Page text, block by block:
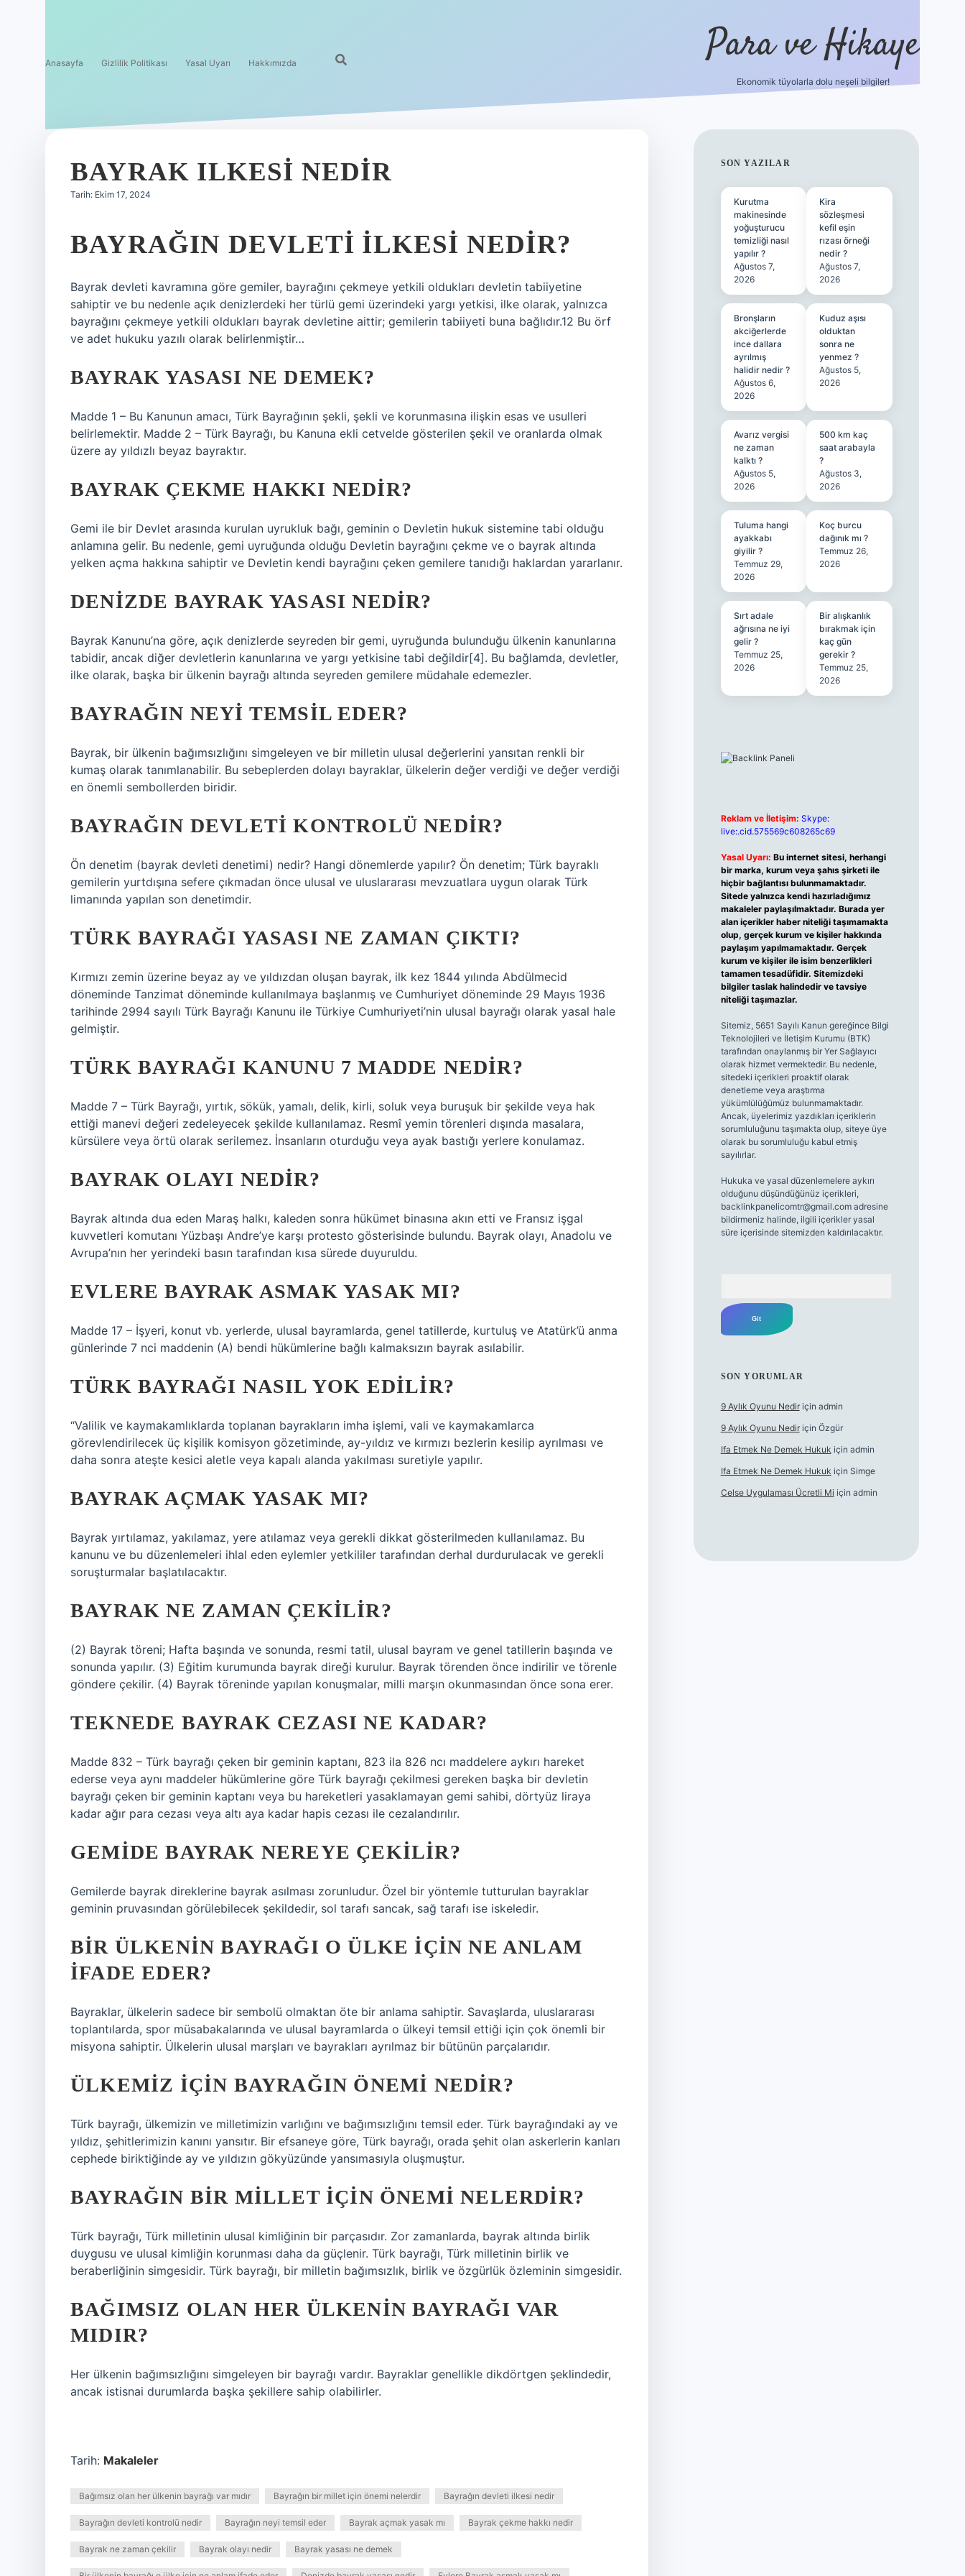
Anasayfa Gizlilik Politikası Yasal Uyarı Hakkımızda Para ve Hikaye
Ekonomik tüyolarla dolu neşeli bilgiler!
BAYRAK ILKESI NEDIR
Tarih: Ekim 17, 2024
BAYRAĞIN DEVLETI ILKESI NEDIR?
Bayrak devleti kavramına göre gemiler, bayrağını çekmeye yetkili oldukları devletin tabiiyetine
sahiptir ve bu nedenle açık denizlerdeki her türlü gemi üzerindeki yargı yetkisi, ilke olarak, yalnızca
bayrağını çekmeye yetkili oldukları bayrak devletine aittir; gemilerin tabiiyeti buna bağlıdır.12 Bu örf
ve adet hukuku yazılı olarak belirlenmiştir…
BAYRAK YASASI NE DEMEK?
Madde 1 – Bu Kanunun amacı, Türk Bayrağının şekli, şekli ve korunmasına ilişkin esas ve usulleri
belirlemektir. Madde 2 – Türk Bayrağı, bu Kanuna ekli cetvelde gösterilen şekil ve oranlarda olmak
üzere ay yıldızlı beyaz bayraktır.
BAYRAK ÇEKME HAKKI NEDIR?
Gemi ile bir Devlet arasında kurulan uyrukluk bağı, geminin o Devletin hukuk sistemine tabi olduğu
anlamına gelir. Bu nedenle, gemi uyruğunda olduğu Devletin bayrağını çekme ve o bayrak altında
yelken açma hakkına sahiptir ve Devletin kendi bayrağını çeken gemilere tanıdığı haklardan yararlanır.
DENIZDE BAYRAK YASASI NEDIR?
Bayrak Kanunu’na göre, açık denizlerde seyreden bir gemi, uyruğunda bulunduğu ülkenin kanunlarına
tabidir, ancak diğer devletlerin kanunlarına ve yargı yetkisine tabi değildir[4]. Bu bağlamda, devletler,
ilke olarak, başka bir ülkenin bayrağı altında seyreden gemilere müdahale edemezler.
BAYRAĞIN NEYI TEMSIL EDER?
Bayrak, bir ülkenin bağımsızlığını simgeleyen ve bir milletin ulusal değerlerini yansıtan renkli bir
kumaş olarak tanımlanabilir. Bu sebeplerden dolayı bayraklar, ülkelerin değer verdiği ve değer verdiği
en önemli sembollerden biridir.
BAYRAĞIN DEVLETI KONTROLÜ NEDIR?
Ön denetim (bayrak devleti denetimi) nedir? Hangi dönemlerde yapılır? Ön denetim; Türk bayraklı
gemilerin yurtdışına sefere çıkmadan önce ulusal ve uluslararası mevzuatlara uygun olarak Türk
limanında yapılan son denetimdir.
TÜRK BAYRAĞI YASASI NE ZAMAN ÇIKTI?
Kırmızı zemin üzerine beyaz ay ve yıldızdan oluşan bayrak, ilk kez 1844 yılında Abdülmecid
döneminde Tanzimat döneminde kullanılmaya başlanmış ve Cumhuriyet döneminde 29 Mayıs 1936
tarihinde 2994 sayılı Türk Bayrağı Kanunu ile Türkiye Cumhuriyeti’nin ulusal bayrağı olarak yasal hale
gelmiştir.
TÜRK BAYRAĞI KANUNU 7 MADDE NEDIR?
Madde 7 – Türk Bayrağı, yırtık, sökük, yamalı, delik, kirli, soluk veya buruşuk bir şekilde veya hak
ettiği manevi değeri zedeleyecek şekilde kullanılamaz. Resmî yemin törenleri dışında masalara,
kürsülere veya örtü olarak serilemez. İnsanların oturduğu veya ayak bastığı yerlere konulamaz.
BAYRAK OLAYI NEDIR?
Bayrak altında dua eden Maraş halkı, kaleden sonra hükümet binasına akın etti ve Fransız işgal
kuvvetleri komutanı Yüzbaşı Andre’ye karşı protesto gösterisinde bulundu. Bayrak olayı, Anadolu ve
Avrupa’nın her yerindeki basın tarafından kısa sürede duyuruldu.
EVLERE BAYRAK ASMAK YASAK MI?
Madde 17 – İşyeri, konut vb. yerlerde, ulusal bayramlarda, genel tatillerde, kurtuluş ve Atatürk’ü anma
günlerinde 7 nci maddenin (A) bendi hükümlerine bağlı kalmaksızın bayrak asılabilir.
TÜRK BAYRAĞI NASIL YOK EDILIR?
“Valilik ve kaymakamlıklarda toplanan bayrakların imha işlemi, vali ve kaymakamlarca
görevlendirilecek üç kişilik komisyon gözetiminde, ay-yıldız ve kırmızı bezlerin kesilip ayrılması ve
daha sonra ateşte kesici aletle veya kapalı alanda yakılması suretiyle yapılır.
BAYRAK AÇMAK YASAK MI?
Bayrak yırtılamaz, yakılamaz, yere atılamaz veya gerekli dikkat gösterilmeden kullanılamaz. Bu
kanunu ve bu düzenlemeleri ihlal eden eylemler yetkililer tarafından derhal durdurulacak ve gerekli
soruşturmalar başlatılacaktır.
BAYRAK NE ZAMAN ÇEKILIR?
(2) Bayrak töreni; Hafta başında ve sonunda, resmi tatil, ulusal bayram ve genel tatillerin başında ve
sonunda yapılır. (3) Eğitim kurumunda bayrak direği kurulur. Bayrak törenden önce indirilir ve törenle
göndere çekilir. (4) Bayrak töreninde yapılan konuşmalar, milli marşın okunmasından önce sona erer.
TEKNEDE BAYRAK CEZASI NE KADAR?
Madde 832 – Türk bayrağı çeken bir geminin kaptanı, 823 ila 826 ncı maddelere aykırı hareket
ederse veya aynı maddeler hükümlerine göre Türk bayrağı çekilmesi gereken başka bir devletin
bayrağı çeken bir geminin kaptanı veya bu hareketleri yasaklamayan gemi sahibi, dörtyüz liraya
kadar ağır para cezası veya altı aya kadar hapis cezası ile cezalandırılır.
GEMIDE BAYRAK NEREYE ÇEKILIR?
Gemilerde bayrak direklerine bayrak asılması zorunludur. Özel bir yöntemle tutturulan bayraklar
geminin pruvasından görülebilecek şekildedir, sol tarafı sancak, sağ tarafı ise iskeledir.
BIR ÜLKENIN BAYRAĞI O ÜLKE IÇIN NE ANLAM
IFADE EDER?
Bayraklar, ülkelerin sadece bir sembolü olmaktan öte bir anlama sahiptir. Savaşlarda, uluslararası
toplantılarda, spor müsabakalarında ve ulusal bayramlarda o ülkeyi temsil ettiği için çok önemli bir
misyona sahiptir. Ülkelerin ulusal marşları ve bayrakları ayrılmaz bir bütünün parçalarıdır.
ÜLKEMIZ IÇIN BAYRAĞIN ÖNEMI NEDIR?
Türk bayrağı, ülkemizin ve milletimizin varlığını ve bağımsızlığını temsil eder. Türk bayrağındaki ay ve
yıldız, şehitlerimizin kanını yansıtır. Bir efsaneye göre, Türk bayrağı, orada şehit olan askerlerin kanları
cephede biriktiğinde ay ve yıldızın gökyüzünde yansımasıyla oluşmuştur.
BAYRAĞIN BIR MILLET IÇIN ÖNEMI NELERDIR?
Türk bayrağı, Türk milletinin ulusal kimliğinin bir parçasıdır. Zor zamanlarda, bayrak altında birlik
duygusu ve ulusal kimliğin korunması daha da güçlenir. Türk bayrağı, Türk milletinin birlik ve
beraberliğinin simgesidir. Türk bayrağı, bir milletin bağımsızlık, birlik ve özgürlük özleminin simgesidir.
BAĞIMSIZ OLAN HER ÜLKENIN BAYRAĞI VAR
MIDIR?
Her ülkenin bağımsızlığını simgeleyen bir bayrağı vardır. Bayraklar genellikle dikdörtgen şeklindedir,
ancak istisnai durumlarda başka şekillere sahip olabilirler.
Tarih: Makaleler
Bağımsız olan her ülkenin bayrağı var mıdır Bayrağın bir millet için önemi nelerdir Bayrağın devleti ilkesi nedir
Bayrağın devleti kontrolü nedir Bayrağın neyi temsil eder Bayrak açmak yasak mı Bayrak çekme hakkı nedir
Bayrak ne zaman çekilir Bayrak olayı nedir Bayrak yasası ne demek
SIDEBAR
SON YAZILAR
Kurutma
makinesinde
yoğuşturucu
temizliği nasıl
yapılır ?
Ağustos 7,
2026
Kira
sözleşmesi
kefil eşin
rızası örneği
nedir ?
Ağustos 7,
2026
Bronşların
akciğerlerde
ince dallara
ayrılmış
halidir nedir ?
Ağustos 6,
2026
Kuduz aşısı
olduktan
sonra ne
yenmez ?
Ağustos 5,
2026
Avarız vergisi
ne zaman
kalktı ?
Ağustos 5,
2026
500 km kaç
saat arabayla
?
Ağustos 3,
2026
Tuluma hangi
ayakkabı
giyilir ?
Temmuz 29,
2026
Koç burcu
dağınık mı ?
Temmuz 26,
2026
Sırt adale
ağrısına ne iyi
gelir ?
Temmuz 25,
2026
Bir alışkanlık
bırakmak için
kaç gün
gerekir ?
Temmuz 25,
2026
Reklam ve İletişim: Skype:
live:.cid.575569c608265c69
Yasal Uyarı: Bu internet sitesi, herhangi
bir marka, kurum veya şahıs şirketi ile
hiçbir bağlantısı bulunmamaktadır.
Sitede yalnızca kendi hazırladığımız
makaleler paylaşılmaktadır. Burada yer
alan içerikler haber niteliği taşımamakta
olup, gerçek kurum ve kişiler hakkında
paylaşım yapılmamaktadır. Gerçek
kurum ve kişiler ile isim benzerlikleri
tamamen tesadüfidir. Sitemizdeki
bilgiler taslak halindedir ve tavsiye
niteliği taşımazlar.
Sitemiz, 5651 Sayılı Kanun gereğince Bilgi
Teknolojileri ve İletişim Kurumu (BTK)
tarafından onaylanmış bir Yer Sağlayıcı
olarak hizmet vermektedir. Bu nedenle,
sitedeki içerikleri proaktif olarak
denetleme veya araştırma
yükümlülüğümüz bulunmamaktadır.
Ancak, üyelerimiz yazdıkları içeriklerin
sorumluluğunu taşımakta olup, siteye üye
olarak bu sorumluluğu kabul etmiş
sayılırlar.
Hukuka ve yasal düzenlemelere aykırı
olduğunu düşündüğünüz içerikleri,
backlinkpanelicomtr@gmail.comadresine
bildirmeniz halinde, ilgili içerikler yasal
süre içerisinde sitemizden kaldırılacaktır.
SON YORUMLAR
9 Aylık Oyunu Nediriçin admin
9 Aylık Oyunu Nediriçin Özgür
Ifa Etmek Ne Demek Hukuk için admin
Ifa Etmek Ne Demek Hukuk için Simge
Celse Uygulaması Ücretli Mi için admin
hiltonbet giriş